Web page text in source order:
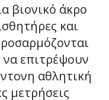
βιονικό άκρο
και
επιτρέψουν
αθλητική
μετρήσεις